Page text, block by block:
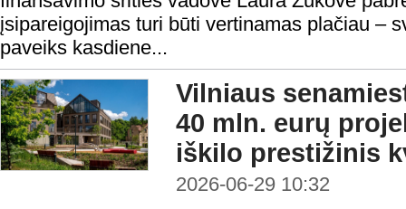
įsipareigojimas turi būti vertinamas plačiau –
paveiks kasdiene...
Vilniaus
40 mln. eurų
iškilo prestižinis
2026-06-29 10:32